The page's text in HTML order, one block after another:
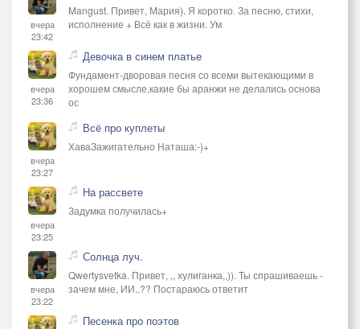
вчера
23:42
Mangust. Привет, Мария). Я коротко. За песню, стихи,
исполнение + Всё как в жизни. Ум
вчера
23:36
Девочка в синем платье
Фундамент-дворовая песня со всеми вытекающими в
хорошем смысле,какие бы аранжи не делались основа
ос
вчера
23:27
Всё про куплеты
ХаваЗажигательно Наташа:-)+
вчера
23:25
На рассвете
Задумка получилась+
вчера
23:22
Солнца луч.
Qwertysvetka. Привет, ,, хулиганка,,)). Ты спрашиваешь -
зачем мне, ИИ..?? Постараюсь ответит
Песенка про поэтов